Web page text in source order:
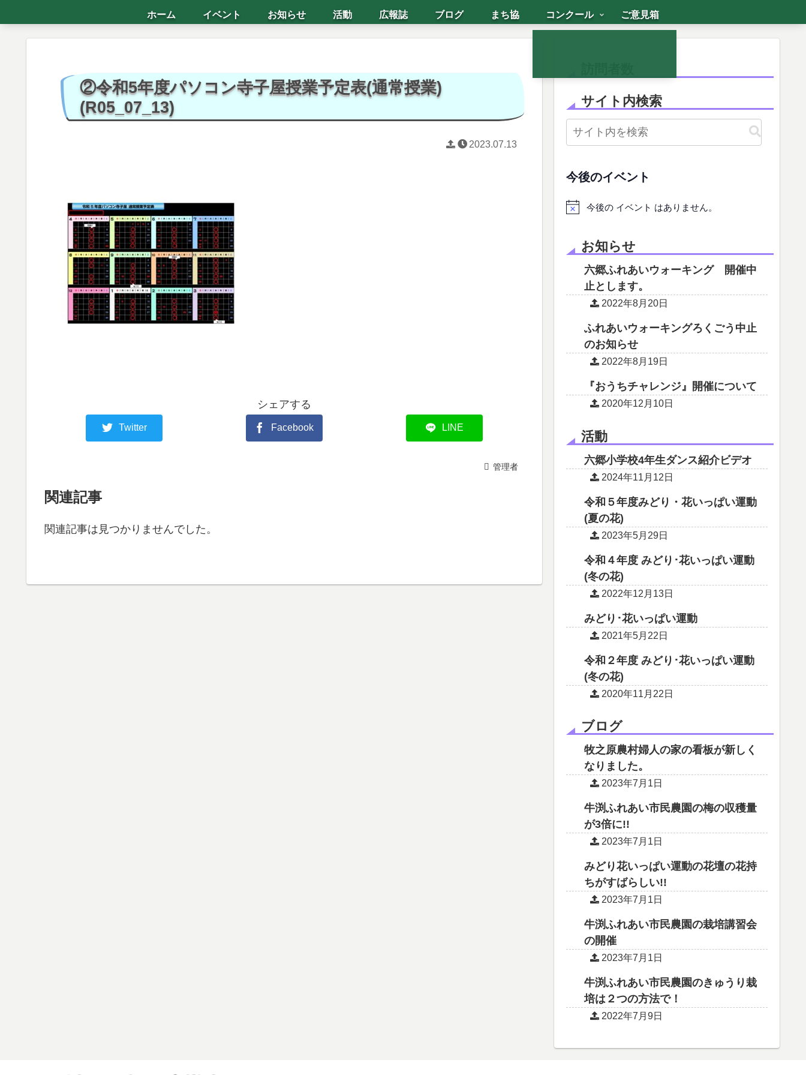
ホーム イベント お知らせ 活動 広報誌 ブログ まち協 コンクール ご意見箱
②令和5年度パソコン寺子屋授業予定表(通常授業)
(R05_07_13)
2023.07.13
シェアする
Twitter Facebook LINE
管理者
関連記事
関連記事は見つかりませんでした。
サイト内検索
今後のイベント
今後の イベント はありません。
お知らせ
六郷ふれあいウォーキング 開催中
止とします。
2022年8月20日
ふれあいウォーキングろくごう中止
のお知らせ
2022年8月19日
『おうちチャレンジ』開催について
2020年12月10日
活動
六郷小学校4年生ダンス紹介ビデオ
2024年11月12日
令和５年度みどり・花いっぱい運動
(夏の花)
2023年5月29日
令和４年度 みどり･花いっぱい運動
(冬の花)
2022年12月13日
みどり･花いっぱい運動
2021年5月22日
令和２年度 みどり･花いっぱい運動
(冬の花)
2020年11月22日
ブログ
牧之原農村婦人の家の看板が新しく
なりました。
2023年7月1日
牛渕ふれあい市民農園の梅の収穫量
が3倍に!!
2023年7月1日
みどり花いっぱい運動の花壇の花持
ちがすばらしい!!
2023年7月1日
牛渕ふれあい市民農園の栽培講習会
の開催
2023年7月1日
牛渕ふれあい市民農園のきゅうり栽
培は２つの方法で！
2022年7月9日